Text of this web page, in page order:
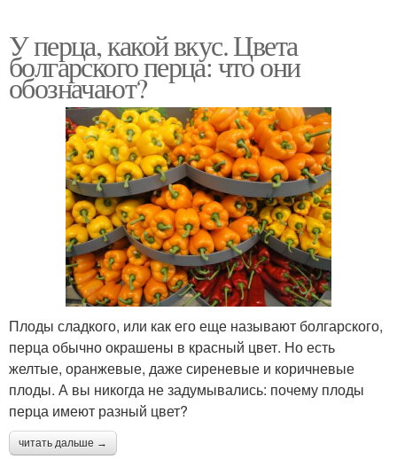
У перца, какой вкус. Цвета
болгарского перца: что они
обозначают?
Плоды сладкого, или как его еще называют болгарского,
перца обычно окрашены в красный цвет. Но есть
желтые, оранжевые, даже сиреневые и коричневые
плоды. А вы никогда не задумывались: почему плоды
перца имеют разный цвет?
читать дальше →